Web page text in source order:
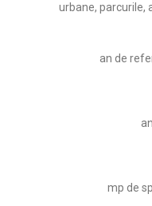
urbane, parcurile,
an de
mp de